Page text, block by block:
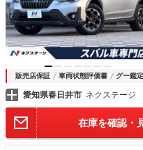
販売店保証 車両状態評価書 グー鑑定
愛知県春日井市 ネクステージ
在庫を確認・